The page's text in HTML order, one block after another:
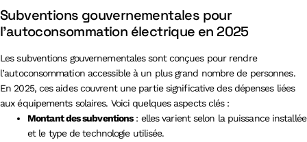
Subventions gouvernementales pour
l’autoconsommation électrique en 2025
Les subventions gouvernementales sont conçues pour rendre
l’autoconsommation accessible à un plus grand nombre de personnes.
En 2025, ces aides couvrent une partie significative des dépenses liées
aux équipements solaires. Voici quelques aspects clés :
Montant des subventions: elles varient selon la puissance installée
et le type de technologie utilisée.